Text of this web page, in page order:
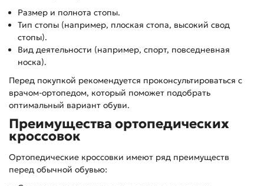
Размер и полнота стопы.
Тип стопы (например, плоская стопа, высокий свод
стопы).
Вид деятельности (например, спорт, повседневная
носка).
Перед покупкой рекомендуется проконсультироваться с
врачом-ортопедом, который поможет подобрать
оптимальный вариант обуви.
Преимущества ортопедических
кроссовок
Ортопедические кроссовки имеют ряд преимуществ
перед обычной обувью: